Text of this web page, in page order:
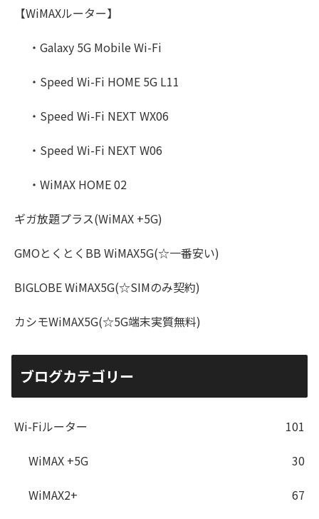
【WiMAXルーター】
・Galaxy 5G Mobile Wi-Fi
・Speed Wi-Fi HOME 5G L11
・Speed Wi-Fi NEXT WX06
・Speed Wi-Fi NEXT W06
・WiMAX HOME 02
ギガ放題プラス(WiMAX +5G)
GMOとくとくBB WiMAX5G(☆一番安い)
BIGLOBE WiMAX5G(☆SIMのみ契約)
カシモWiMAX5G(☆5G端末実質無料)
ブログカテゴリー
Wi-Fiルーター
101
WiMAX +5G
30
WiMAX2+
67